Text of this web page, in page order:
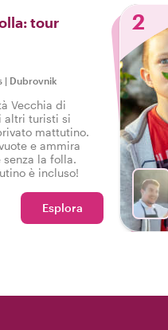
tour
| Dubrovnik
Vecchia di
altri turisti si
mattutino.
e ammira
la folla.
è incluso!
Esplora
2